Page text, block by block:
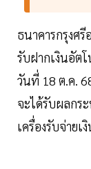
ธนาคารกรุงศ
รับฝากเงินอัต
วันที่ 18 ต.ค.
จะได้รับผลกร
เครื่องรับจ่าย